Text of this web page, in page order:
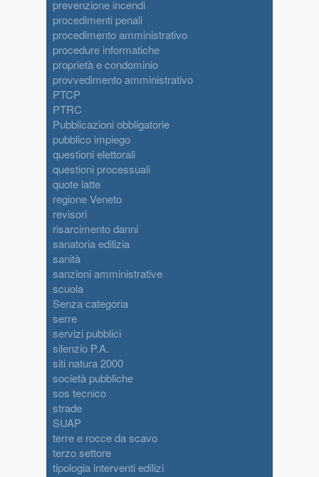
prevenzione incendi
procedimenti penali
procedimento amministrativo
procedure informatiche
proprietà e condominio
provvedimento amministrativo
PTCP
PTRC
Pubblicazioni obbligatorie
pubblico impiego
questioni elettorali
questioni processuali
quote latte
regione Veneto
revisori
risarcimento danni
sanatoria edilizia
sanità
sanzioni amministrative
scuola
Senza categoria
serre
servizi pubblici
silenzio P.A.
siti natura 2000
società pubbliche
sos tecnico
strade
SUAP
terre e rocce da scavo
terzo settore
tipologia interventi edilizi